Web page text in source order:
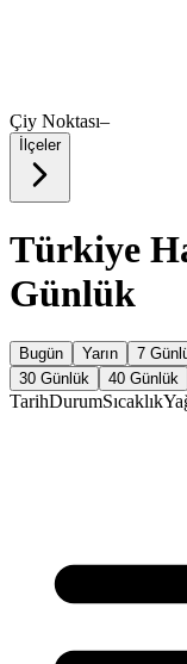
Çiy Noktası–
İlçeler
Türkiye
Günlük
Bugün Yarın 7
30 Günlük
40 Günlük
TarihDurumSıcaklık